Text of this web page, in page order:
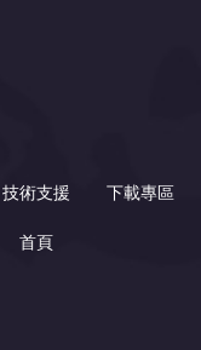
技術支援 下載專區
首頁